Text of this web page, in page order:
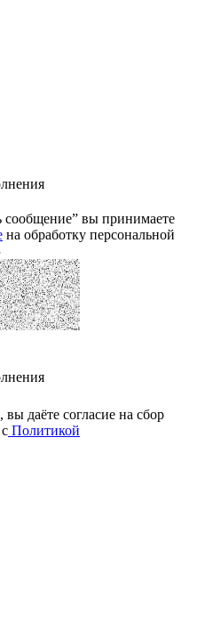
вы принимаете
на обработку персональной
даёте cогласие на сбор
Политикой